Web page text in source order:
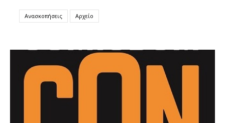
Ανασκοπήσεις Αρχείο